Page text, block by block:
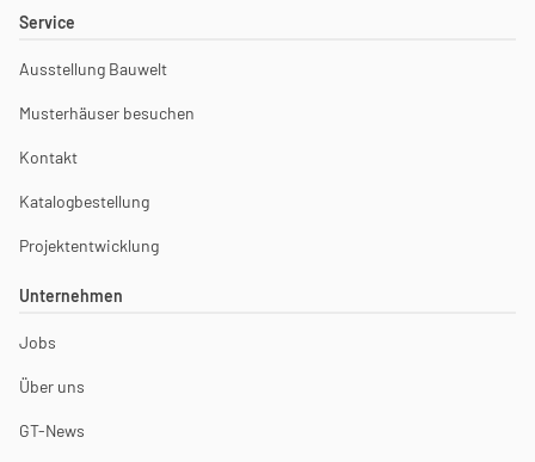
Service
Ausstellung Bauwelt
Musterhäuser besuchen
Kontakt
Katalogbestellung
Projektentwicklung
Unternehmen
Jobs
Über uns
GT-News